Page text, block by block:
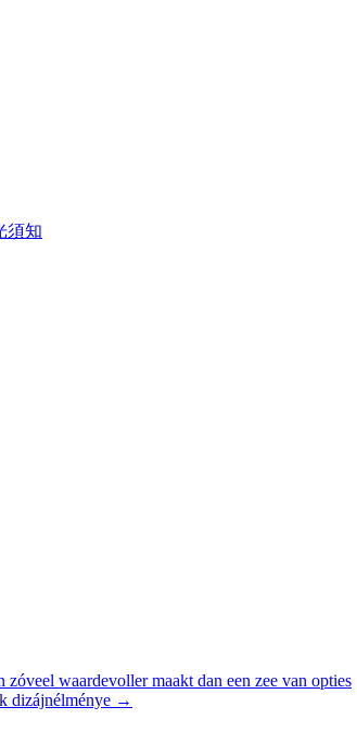
須知
waardevoller maakt dan een zee van opties
dizájnélménye →